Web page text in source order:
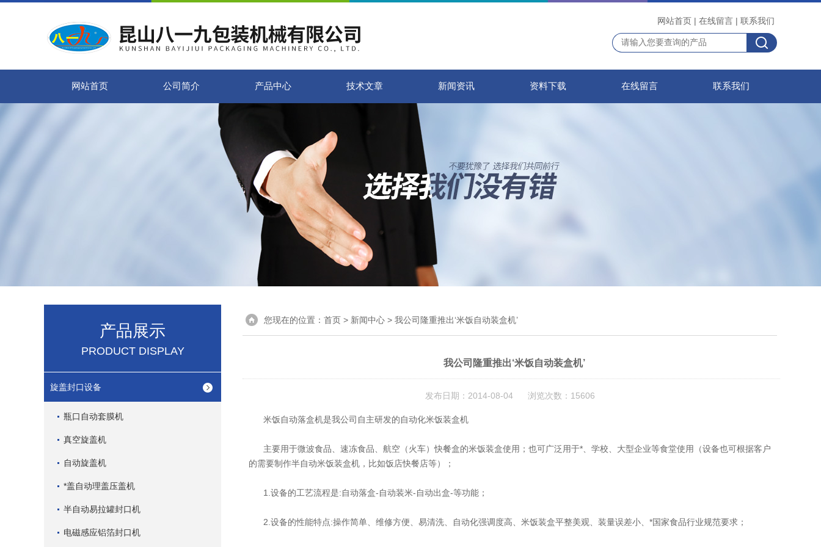
网站首页 | 在线留言 | 联系我们
网站首页 公司简介 产品中心 技术文章 新闻资讯 资料下载 在线留言 联系我们
产品展示
PRODUCT DISPLAY
旋盖封口设备
瓶口自动套膜机
真空旋盖机
自动旋盖机
*盖自动理盖压盖机
半自动易拉罐封口机
电磁感应铝箔封口机
您现在的位置： 首页 > 新闻中心 > 我公司隆重推出‘米饭自动装盒机’
我公司隆重推出‘米饭自动装盒机’
发布日期：2014-08-04 浏览次数：15606
米饭自动落盒机是我公司自主研发的自动化米饭装盒机
主要用于微波食品、速冻食品、航空（火车）快餐盒的米饭装盒使用；也可广泛用于*、学校、大型企业等食堂使用（设备也可根据客户
的需要制作半自动米饭装盒机，比如饭店快餐店等）；
1.设备的工艺流程是:自动落盒-自动装米-自动出盒-等功能；
2.设备的性能特点:操作简单、维修方便、易清洗、自动化强调度高、米饭装盒平整美观、装量误差小、*国家食品行业规范要求；